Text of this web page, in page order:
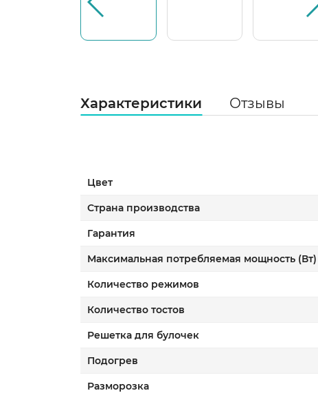
Характеристики Отзывы
Цвет
Страна производства
Гарантия
Максимальная потребляемая мощность (Вт)
Количество режимов
Количество тостов
Решетка для булочек
Подогрев
Разморозка